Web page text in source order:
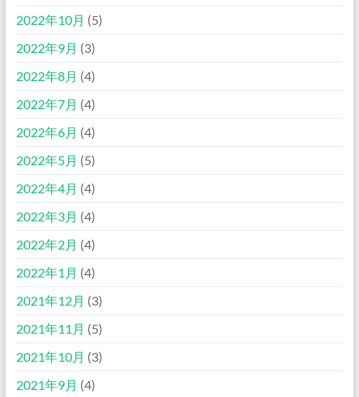
2022年10月 (5)
2022年9月 (3)
2022年8月 (4)
2022年7月 (4)
2022年6月 (4)
2022年5月 (5)
2022年4月 (4)
2022年3月 (4)
2022年2月 (4)
2022年1月 (4)
2021年12月 (3)
2021年11月 (5)
2021年10月 (3)
2021年9月 (4)